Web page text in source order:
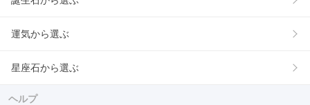
運気から選ぶ
星座石から選ぶ
ヘルプ